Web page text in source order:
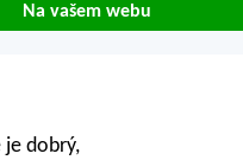
Na vašem webu
je dobrý,